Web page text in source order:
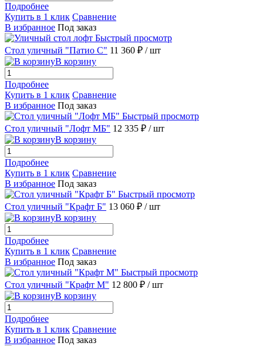
Подробнее
Купить в 1 клик Сравнение
В избранное Под заказ
Быстрый просмотр
Стол уличный "Патио С" 11 360 ₽ / шт
В корзину
Подробнее
Купить в 1 клик Сравнение
В избранное Под заказ
Быстрый просмотр
Стол уличный "Лофт МБ" 12 335 ₽ / шт
В корзину
Подробнее
Купить в 1 клик Сравнение
В избранное Под заказ
Быстрый просмотр
Стол уличный "Крафт Б" 13 060 ₽ / шт
В корзину
Подробнее
Купить в 1 клик Сравнение
В избранное Под заказ
Быстрый просмотр
Стол уличный "Крафт М" 12 800 ₽ / шт
В корзину
Подробнее
Купить в 1 клик Сравнение
В избранное Под заказ